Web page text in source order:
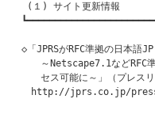
(１) サイト更新情報
◇「JPRSがRFC準拠の日本語
～Netscape7.1などRFC準
セス可能に～」（プレスリ
http://jprs.co.jp/